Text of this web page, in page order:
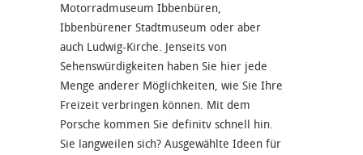
Motorradmuseum Ibbenbüren,
Ibbenbürener Stadtmuseum oder aber
auch Ludwig-Kirche. Jenseits von
Sehenswürdigkeiten haben Sie hier jede
Menge anderer Möglichkeiten, wie Sie Ihre
Freizeit verbringen können. Mit dem
Porsche kommen Sie definitv schnell hin.
Sie langweilen sich? Ausgewählte Ideen für